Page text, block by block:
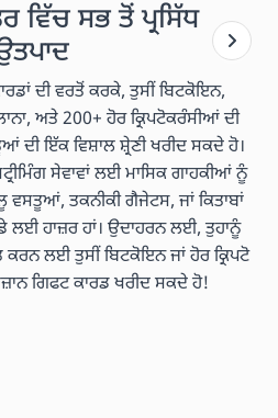
ਵਿੱਚ ਸਭ ਤੋਂ ਪ੍ਰਸਿੱਧ
ਦੀ ਵਰਤੋਂ ਕਰਕੇ, ਤੁਸੀਂ ਬਿਟਕੋਇਨ,
ਅਤੇ 200+ ਹੋਰ ਕ੍ਰਿਪਟੋਕਰੰਸੀਆਂ ਦੀ
ਦੀ ਇੱਕ ਵਿਸ਼ਾਲ ਸ਼੍ਰੇਣੀ ਖਰੀਦ ਸਕਦੇ ਹੋ।
ਸੇਵਾਵਾਂ ਲਈ ਮਾਸਿਕ ਗਾਹਕੀਆਂ ਨੂੰ
ਵਸਤੂਆਂ, ਤਕਨੀਕੀ ਗੈਜੇਟਸ, ਜਾਂ ਕਿਤਾਬਾਂ
ਲਈ ਹਾਜ਼ਰ ਹਾਂ। ਉਦਾਹਰਨ ਲਈ, ਤੁਹਾਨੂੰ
ਕਰਨ ਲਈ ਤੁਸੀਂ ਬਿਟਕੋਇਨ ਜਾਂ ਹੋਰ ਕ੍ਰਿਪਟੋ
ਗਿਫਟ ਕਾਰਡ ਖਰੀਦ ਸਕਦੇ ਹੋ!